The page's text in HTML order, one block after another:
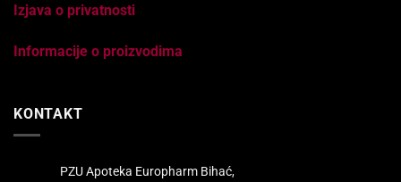
Izjava o privatnosti
Informacije o proizvodima
KONTAKT
PZU Apoteka Europharm Bihać,